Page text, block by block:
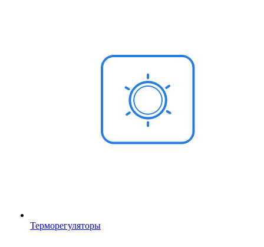
Терморегуляторы